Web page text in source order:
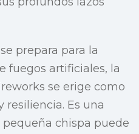
prepara para la
fuegos artificiales, la
se erige como
resiliencia. Es una
chispa puede